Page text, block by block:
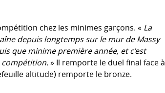
chez les minimes garçons. « La
depuis longtemps sur le mur de Massy
que minime première année, et c’est
compétition.» Il remporte le duel final face à
altitude) remporte le bronze.